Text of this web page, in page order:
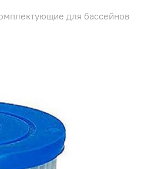
для бассейнов